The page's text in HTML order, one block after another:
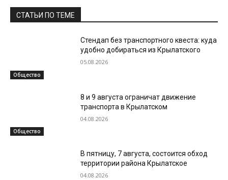
СТАТЬИ ПО ТЕМЕ
Общество
Стендап без транспортного квеста: куда
удобно добираться из Крылатского
05.08.2026
Общество
8 и 9 августа ограничат движение
транспорта в Крылатском
04.08.2026
В пятницу, 7 августа, состоится обход
территории района Крылатское
04.08.2026